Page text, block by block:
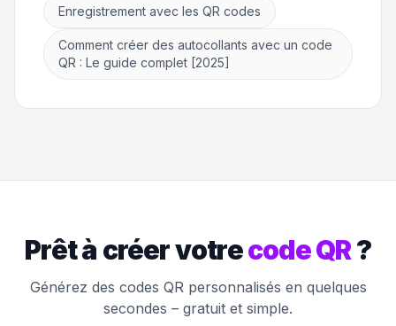
Enregistrement avec les QR codes
Comment créer des autocollants avec un code
QR : Le guide complet [2025]
Prêt à créer votrecode QR?
Générez des codes QR personnalisés en quelques
secondes – gratuit et simple.